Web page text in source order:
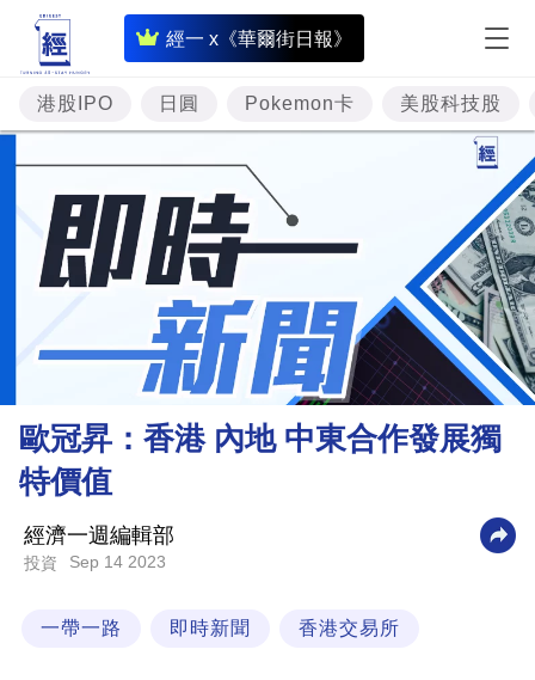
經一 x《華爾街日報》
即
時
財
經
專
題
投
資
樓
市
財
業
科
港股IPO 日圓 Pokemon卡 美股科技股
歐冠昇：香港 內地 中東合作發展獨
特價值
經濟一週編輯部
投資 Sep 14 2023
一帶一路 即時新聞 香港交易所